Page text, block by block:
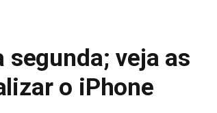
segunda; veja as
o iPhone